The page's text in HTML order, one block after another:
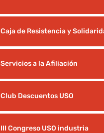
Caja de Resistencia y
Servicios a la Afiliación
Club Descuentos USO
III Congreso USO industria